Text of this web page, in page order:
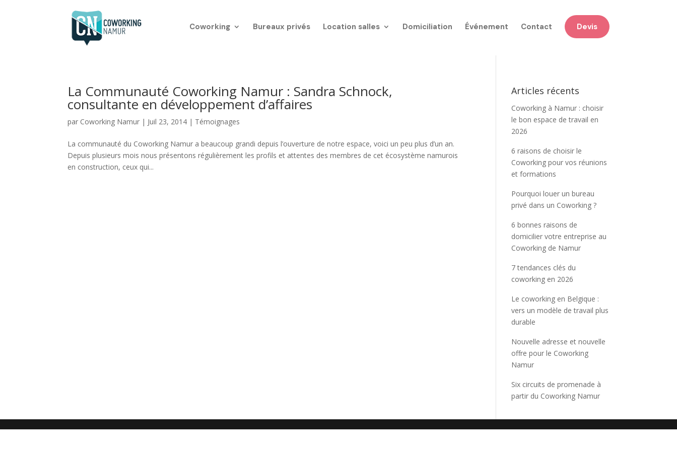
Coworking Bureaux privés Location salles Domiciliation Événement Contact Devis
La Communauté Coworking Namur : Sandra Schnock,
consultante en développement d’affaires
par Coworking Namur | Juil 23, 2014 | Témoignages
La communauté du Coworking Namur a beaucoup grandi depuis l’ouverture de notre espace, voici un peu plus d’un an.
Depuis plusieurs mois nous présentons régulièrement les profils et attentes des membres de cet écosystème namurois
en construction, ceux qui...
Articles récents
Coworking à Namur : choisir
le bon espace de travail en
2026
6 raisons de choisir le
Coworking pour vos réunions
et formations
Pourquoi louer un bureau
privé dans un Coworking ?
6 bonnes raisons de
domicilier votre entreprise au
Coworking de Namur
7 tendances clés du
coworking en 2026
Le coworking en Belgique :
vers un modèle de travail plus
durable
Nouvelle adresse et nouvelle
offre pour le Coworking
Namur
Six circuits de promenade à
partir du Coworking Namur